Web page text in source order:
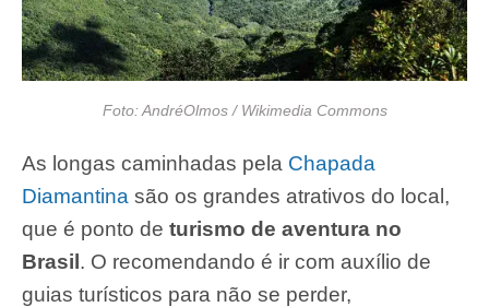
Foto: AndréOlmos / Wikimedia Commons
As longas caminhadas pela Chapada
Diamantina são os grandes atrativos do local,
que é ponto de turismo de aventura no
Brasil. O recomendando é ir com auxílio de
guias turísticos para não se perder,